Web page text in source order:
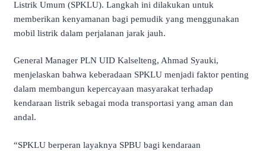
Listrik Umum (SPKLU). Langkah ini dilakukan untuk
memberikan kenyamanan bagi pemudik yang menggunakan
mobil listrik dalam perjalanan jarak jauh.
General Manager PLN UID Kalselteng, Ahmad Syauki,
menjelaskan bahwa keberadaan SPKLU menjadi faktor penting
dalam membangun kepercayaan masyarakat terhadap
kendaraan listrik sebagai moda transportasi yang aman dan
andal.
“SPKLU berperan layaknya SPBU bagi kendaraan